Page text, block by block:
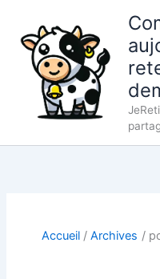
contenu
Accueil Archives